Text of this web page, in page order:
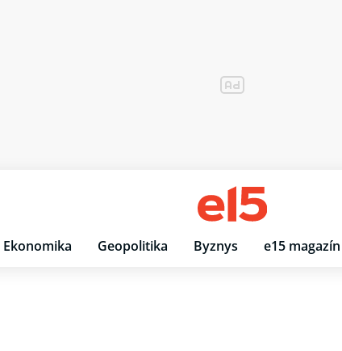
Ekonomika Geopolitika Byznys e15 magazín